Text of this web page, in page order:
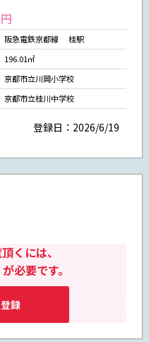
阪急電鉄京都線 桂駅
196.01㎡
京都市立川岡小学校
京都市立桂川中学校
登録日：2026/6/19
くには、
必要です。
録